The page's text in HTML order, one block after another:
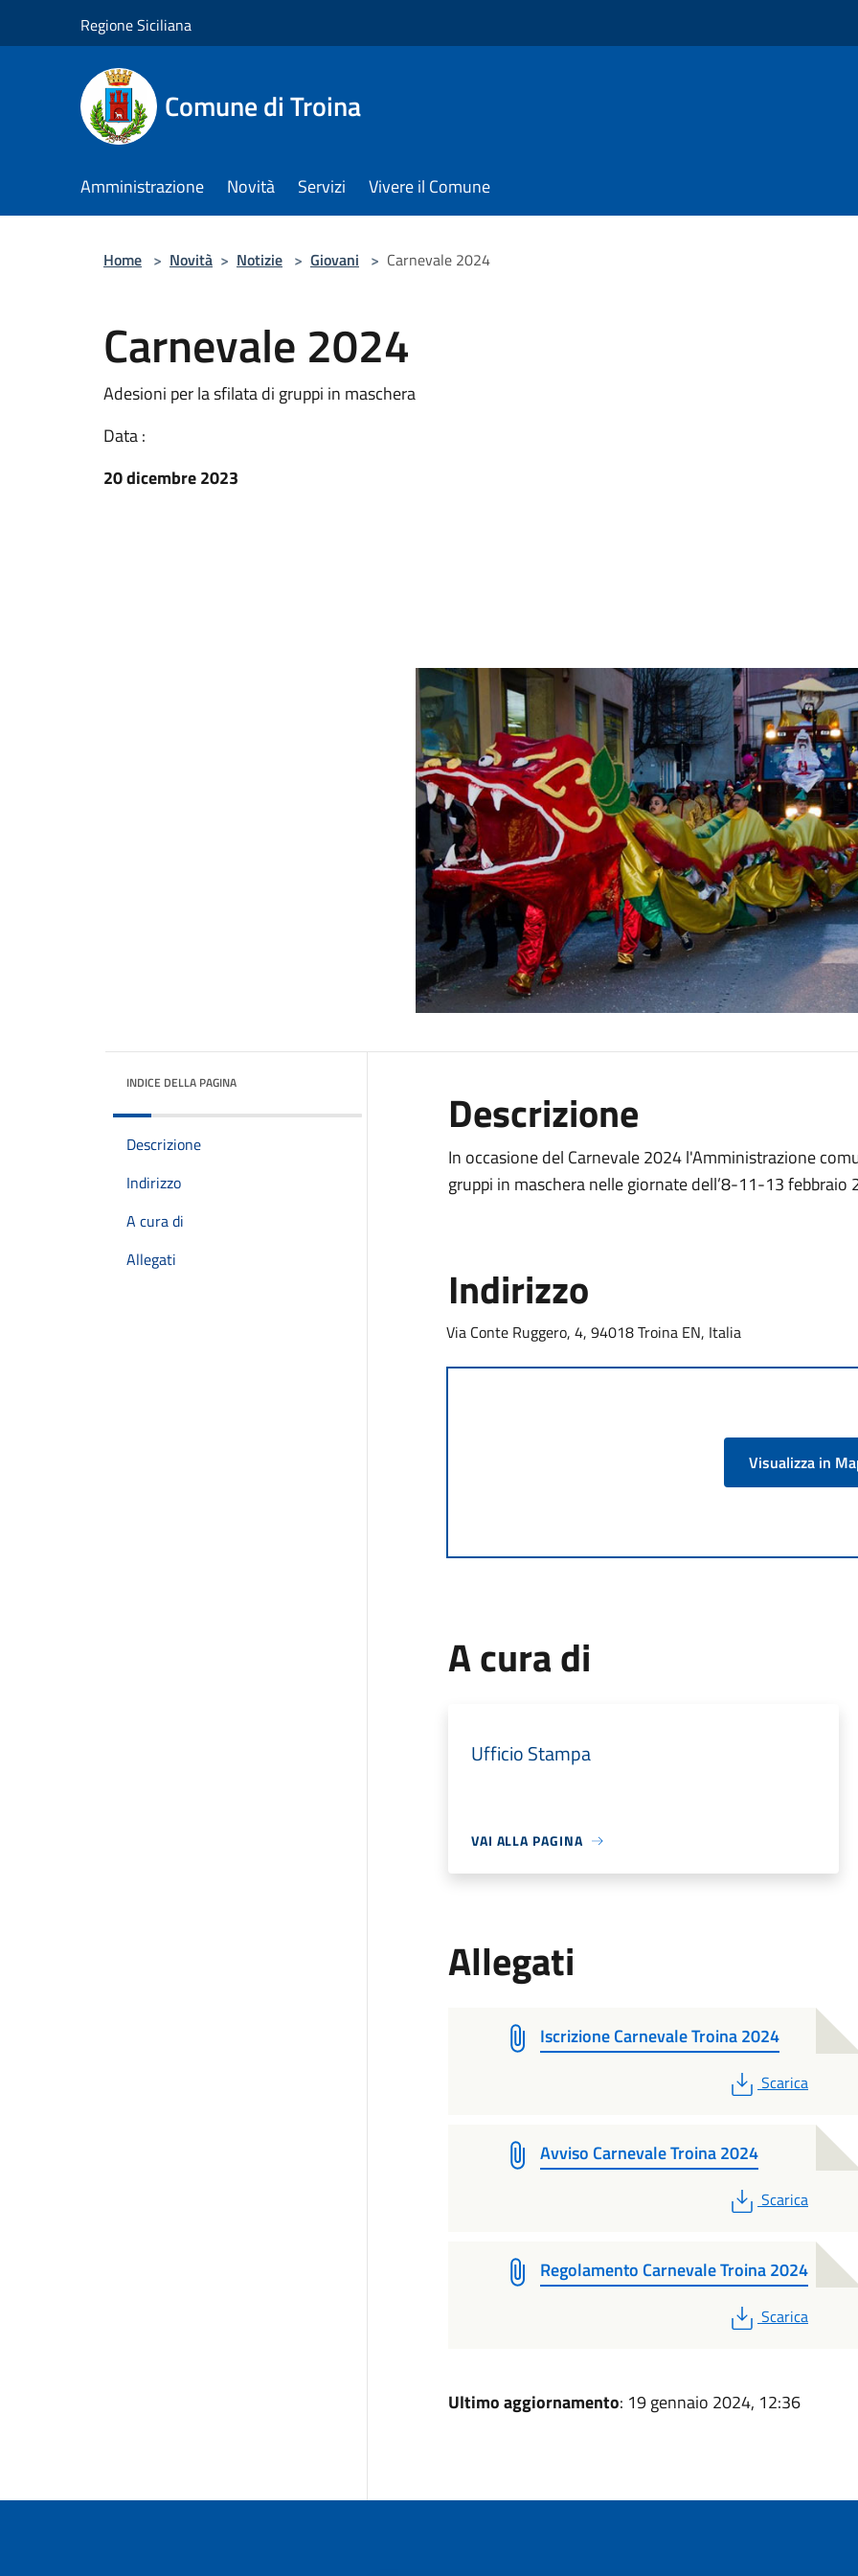
Regione Siciliana
Comune di Troina
Amministrazione Novità Servizi Vivere il Comune
Home > Novità > Notizie > Giovani > Carnevale 2024
Carnevale 2024
Adesioni per la sfilata di gruppi in maschera
Data :
20 dicembre 2023
INDICE DELLA PAGINA
Descrizione
Indirizzo
A cura di
Allegati
Descrizione
In occasione del Carnevale 2024 l'Amministrazione
gruppi in maschera nelle giornate dell’8-11-13 febbraio
Indirizzo
Via Conte Ruggero, 4, 94018 Troina EN, Italia
Visualizza in
A cura di
Ufficio Stampa
VAI ALLA PAGINA
Allegati
Iscrizione Carnevale Troina 2024
PDF
Scarica
Avviso Carnevale Troina 2024
PDF
Scarica
Regolamento Carnevale Troina 2024
PDF
Scarica
Ultimo aggiornamento: 19 gennaio 2024, 12:36